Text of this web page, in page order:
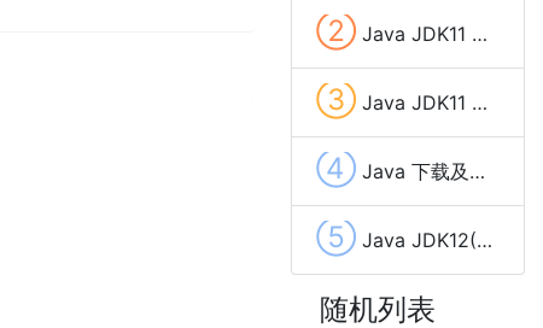
② Java JDK11 在Mac上的安装和配置以及JDK多个版本之间切换
③ Java JDK11 在Linux上的安装和配置
④ Java 下载及安装配置OpenJDK和OpenJFX方法步骤
⑤ Java JDK12(Java 12)在windows上的安装和环境变量配置
随机列表